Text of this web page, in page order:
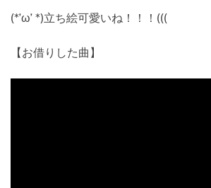
(*’ω’ *)立ち絵可愛いね！！！(((
【お借りした曲】